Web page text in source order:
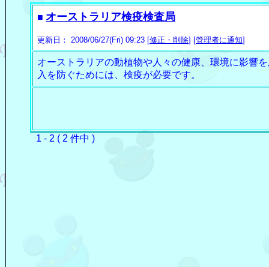
■ オーストラリア検疫検査局
更新日： 2008/06/27(Fri) 09:23 [修正・削除] [管理者に通知]
オーストラリアの動植物や人々の健康、環境に影響
入を防ぐためには、検疫が必要です。
1 - 2 ( 2 件中 )